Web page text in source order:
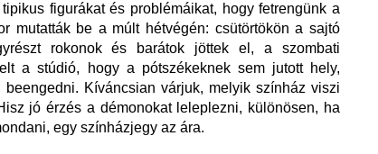
figurákat és problémáikat, hogy fetrengünk a
mutatták be a múlt hétvégén: csütörtökön a sajtó
rokonok és barátok jöttek el, a szombati
a stúdió, hogy a pótszékeknek sem jutott hely,
Kíváncsian várjuk, melyik színház viszi
jó érzés a démonokat leleplezni, különösen, ha
egy színházjegy az ára.